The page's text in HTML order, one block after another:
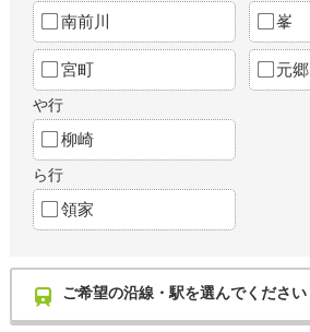
南前川 峯
宮町 元郷
や行
柳崎
ら行
領家
ご希望の沿線・駅を選んでください